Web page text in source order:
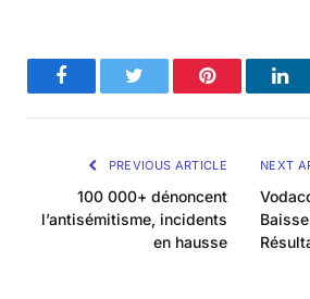
FacebookTwitter Pinterest
PREVIOUS ARTICLE
100 000+ dénoncent
l’antisémitisme, incidents
en hausse
NEXT